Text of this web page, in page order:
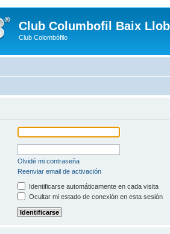
Club Columbofil Baix
Club Colombófilo
Olvidé mi contraseña
Reenviar email de activación
Identificarse automáticamente en cada visita
Ocultar mi estado de conexión en esta sesión